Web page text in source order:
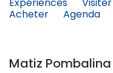
Acheter
Agenda
Matiz Pombalina